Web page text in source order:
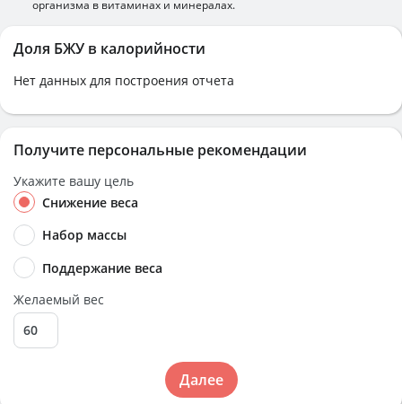
организма в витаминах и минералах.
Доля БЖУ в калорийности
Нет данных для построения отчета
Получите персональные рекомендации
Укажите вашу цель
Снижение веса
Набор массы
Поддержание веса
Желаемый вес
Далее